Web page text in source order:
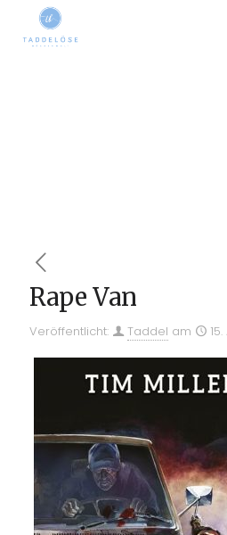
Rape Van
Veröffentlicht: Taddel am